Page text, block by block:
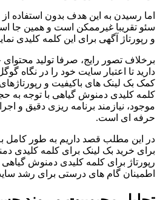
اما رسیدن به این هدف بدون استفاده
سئو تقریبا غیرممکن است و همین جا
و رپورتاژ آگهی برای این کلمه کلیدی
برخلاف تصور رایج، صرفا تولید
دارید تا اعتبار سایت خود را در نگاه
کمک بک لینک های باکیفیت و
کلمه کلیدی دمنوش گیاهی با توجه به
موجود، نیازمند برنامه ریزی دقیق و
حرفه ای است.
در این مطلب قصد داریم به طور کامل
برای خرید بک لینک برای کلمه کلیدی
رپورتاژ برای کلمه کلیدی دمنوش گیاهی
اطمینان گام های درستی برای رشد